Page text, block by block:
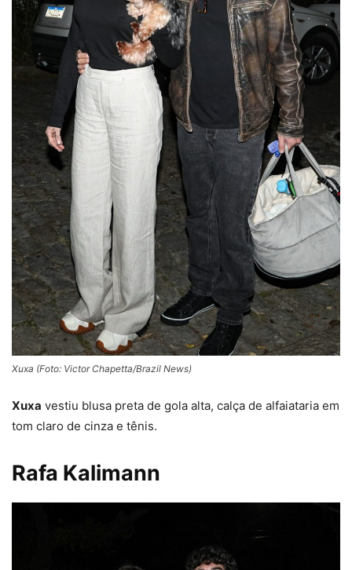
Xuxa (Foto: Victor Chapetta/Brazil News)
Xuxa vestiu blusa preta de gola alta, calça de alfaiataria em
tom claro de cinza e tênis.
Rafa Kalimann